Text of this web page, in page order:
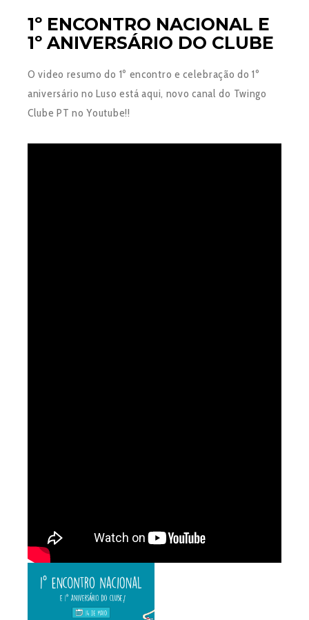
1º ENCONTRO NACIONAL E
1º ANIVERSÁRIO DO CLUBE
O video resumo do 1º encontro e celebração do 1º
aniversário no Luso está aqui, novo canal do Twingo
Clube PT no Youtube!!